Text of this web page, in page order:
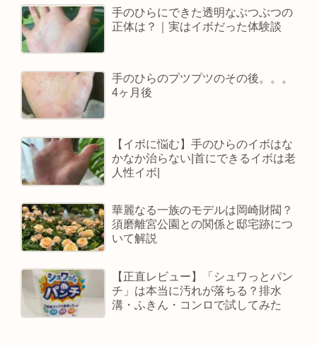
手のひらにできた透明なぶつぶつの
正体は？｜実はイボだった体験談
手のひらのプツプツのその後。。。
4ヶ月後
【イボに悩む】手のひらのイボはな
かなか治らない|首にできるイボは老
人性イボ|
華麗なる一族のモデルは岡崎財閥？
須磨離宮公園との関係と邸宅跡につ
いて解説
【正直レビュー】「シュワっとパン
チ」は本当に汚れが落ちる？排水
溝・ふきん・コンロで試してみた